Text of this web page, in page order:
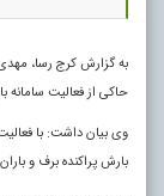
به گزارش کرج رسا،
حاکی از فعالیت سامانه
وی بیان داشت: با
بارش پراکنده برف و